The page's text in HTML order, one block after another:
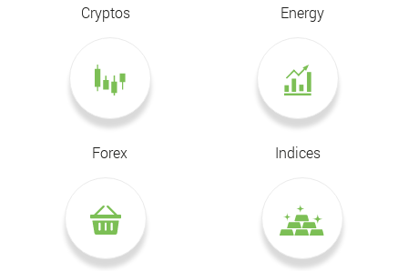
Cryptos Energy
Forex Indices